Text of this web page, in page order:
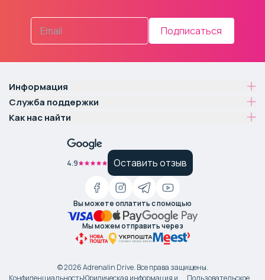
Подписаться
Информация
Служба поддержки
Как нас найти
4.9 Оставить отзыв
Вы можете оплатить с помощью
Мы можем отправить через
©2026Adrenalin Drive. Все права защищены.
КонфиденциальностьЮридическая информация и Пользовательское